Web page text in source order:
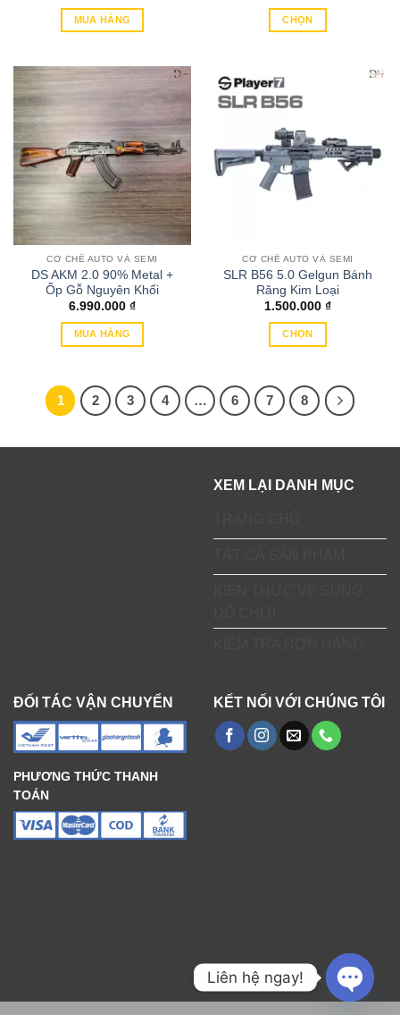
MUA HÀNG CHỌN
có
biến
thể.
Các
tùy
được
chọn
trên
trang
sản
CƠ CHẾ AUTO VÀ SEMI
DS AKM 2.0 90% Metal +
Ốp Gỗ Nguyên Khối
6.990.000 ₫
MUA HÀNG
CƠ CHẾ AUTO VÀ SEMI
SLR B56 5.0 Gelgun Bánh
Răng Kim Loại
1.500.000 ₫
CHỌN
này
có
biến
Các
có
1 2 3 4 … 6 7 8
XEM LẠI DANH MỤC
ĐỐI TÁC VẬN CHUYỂN
PHƯƠNG THỨC THANH
TOÁN
KẾT NỐI VỚI CHÚNG TÔI
Liên hệ ngay!